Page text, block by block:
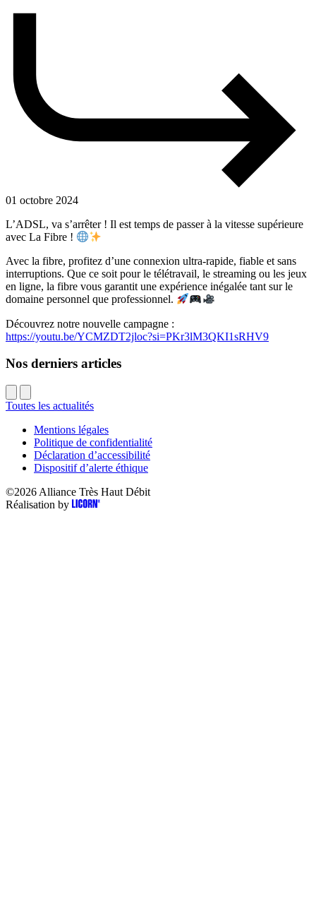
01 octobre 2024
L’ADSL, va s’arrêter ! Il est temps de passer à la vitesse supérieure
avec La Fibre !
Avec la fibre, profitez d’une connexion ultra-rapide, fiable et sans
interruptions. Que ce soit pour le télétravail, le streaming ou les jeux
en ligne, la fibre vous garantit une expérience inégalée tant sur le
domaine personnel que professionnel.
Découvrez notre nouvelle campagne :
https://youtu.be/YCMZDT2jloc?si=PKr3lM3QKI1sRHV9
Nos derniers articles
Toutes les actualités
Mentions légales
Politique de confidentialité
Déclaration d’accessibilité
Dispositif d’alerte éthique
©2026 Alliance Très Haut Débit
Réalisation by